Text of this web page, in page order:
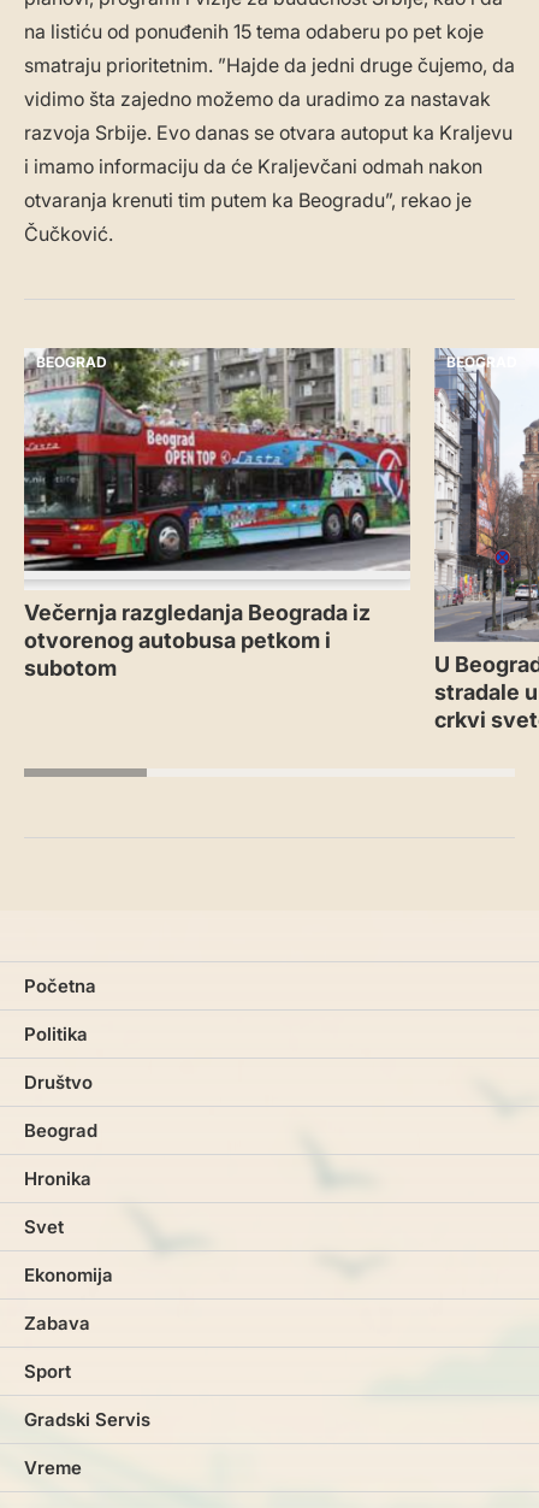
na listiću od ponuđenih 15 tema odaberu po pet koje
smatraju prioritetnim. ”Hajde da jedni druge čujemo, da
vidimo šta zajedno možemo da uradimo za nastavak
razvoja Srbije. Evo danas se otvara autoput ka Kraljevu
i imamo informaciju da će Kraljevčani odmah nakon
otvaranja krenuti tim putem ka Beogradu”, rekao je
Čučković.
BEOGRAD
Večernja razgledanja Beograda iz
otvorenog autobusa petkom i
subotom
BEOGRAD
U
stradale
crkvi
Početna
Politika
Društvo
Beograd
Hronika
Svet
Ekonomija
Zabava
Sport
Gradski Servis
Vreme